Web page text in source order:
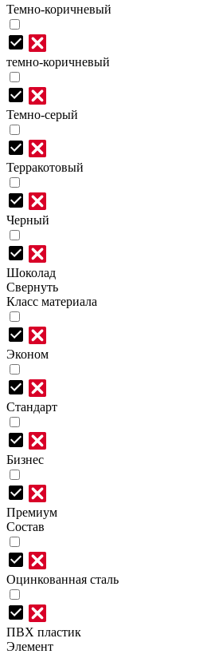
Темно-коричневый
темно-коричневый
Темно-серый
Терракотовый
Черный
Шоколад
Свернуть
Класс материала
Эконом
Стандарт
Бизнес
Премиум
Состав
Оцинкованная сталь
ПВХ пластик
Элемент